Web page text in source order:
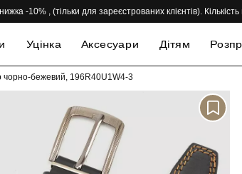
-10% , (тільки для зареєстрованих клієнтів).
Уцінка Аксесуари Дітям
чорно-бежевий, 196R40U1W4-3